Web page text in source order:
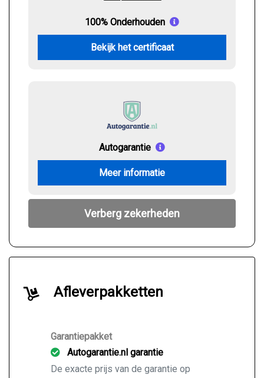
100% Onderhouden
Bekijk het certificaat
Autogarantie
Meer informatie
Verberg zekerheden
Afleverpakketten
Garantiepakket
Autogarantie.nl garantie
De exacte prijs van de garantie op